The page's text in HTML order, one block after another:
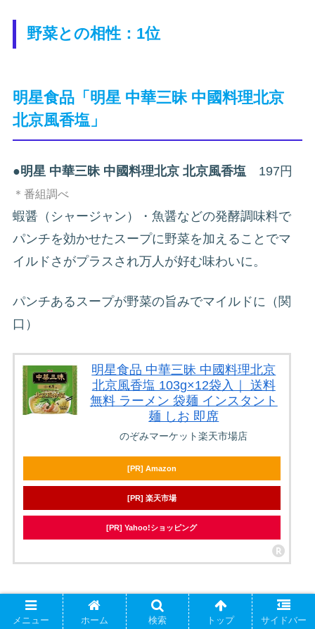
野菜との相性：1位
明星食品「明星 中華三昧 中國料理北京
北京風香塩」
●明星 中華三昧 中國料理北京 北京風香塩 197円
＊番組調べ
蝦醤（シャージャン）・魚醤などの発酵調味料で
パンチを効かせたスープに野菜を加えることでマ
イルドさがプラスされ万人が好む味わいに。
パンチあるスープが野菜の旨みでマイルドに（関
口）
明星食品 中華三昧 中國料理北京
北京風香塩 103g×12袋入｜ 送料
無料 ラーメン 袋麺 インスタント
麺 しお 即席
のぞみマーケット楽天市場店
[PR] Amazon
[PR] 楽天市場
[PR] Yahoo!ショッピング
【5位】明星食品「明星 チャルメラ 塩ラ
メニュー ホーム 検索 トップ サイドバー